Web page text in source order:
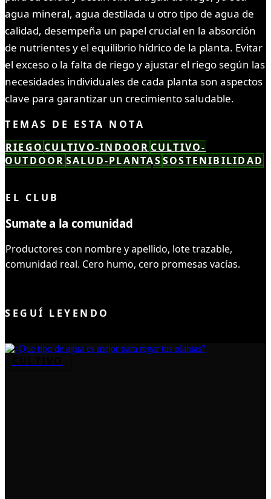
agua mineral, agua destilada u otro tipo de agua de
calidad, desempeña un papel crucial en la absorción
de nutrientes y el equilibrio hídrico de la planta. Evitar
el exceso o la falta de riego y ajustar el riego según las
necesidades individuales de cada planta son aspectos
clave para garantizar un crecimiento saludable.
TEMAS DE ESTA NOTA
RIEGO CULTIVO-INDOOR CULTIVO-
OUTDOOR SALUD-PLANTASSOSTENIBILIDAD
EL CLUB
Sumate a la comunidad
Productores con nombre y apellido, lote trazable,
comunidad real. Cero humo, cero promesas vacías.
SEGUÍ LEYENDO